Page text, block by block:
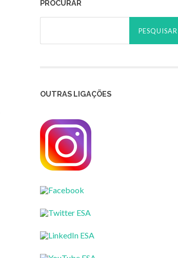
PROCURAR
Pesquisar
OUTRAS LIGAÇÕES